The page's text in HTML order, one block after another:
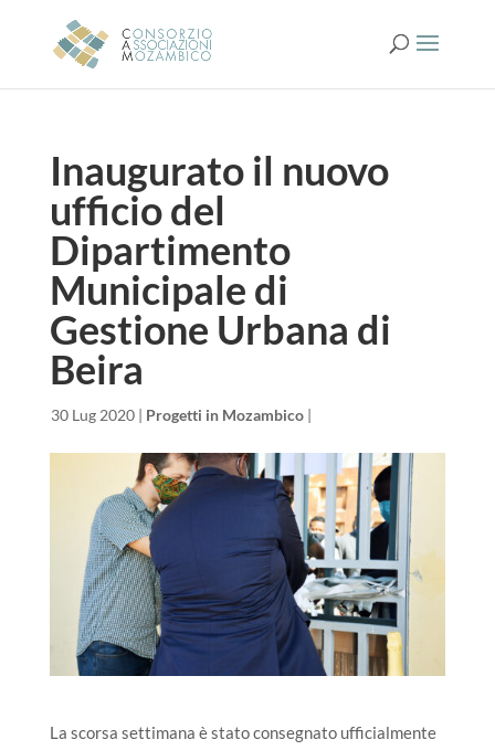
Inaugurato il nuovo
ufficio del
Dipartimento
Municipale di
Gestione Urbana di
Beira
30 Lug 2020| Progetti in Mozambico|
La scorsa settimana è stato consegnato ufficialmente